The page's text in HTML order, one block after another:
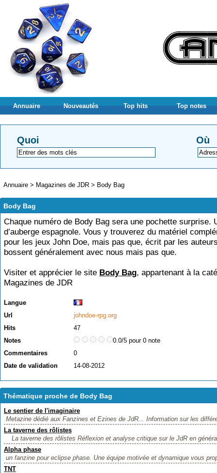
Annuaire Nouveautés Top hits Top notes
Quoi Où
Annuaire > Magazines de JDR > Body Bag
Body Bag
Chaque numéro de Body Bag sera une pochette surprise.
d’auberge espagnole. Vous y trouverez du matériel
pour les jeux John Doe, mais pas que, écrit par les
bossent généralement avec nous mais pas que.
Visiter et apprécier le site Body Bag, appartenant à la
Magazines de JDR
Langue
Url
johndoe-rpg.org
Hits
47
Notes
0.0/5 pour 0 note
Commentaires
0
Date de validation
14-08-2012
Thématique proche de Body Bag
Le sentier de l'imaginaire
Metazine dédié aux Fanzines et Ezines de JdR... Information sur les
La taverne des rôlistes
La taverne des rôlistes Réflexion et analyse critique sur le JdR en
Alpha phase
un fanzine pour eclipse phase. Une équipe motivée et dynamique vous
TNT